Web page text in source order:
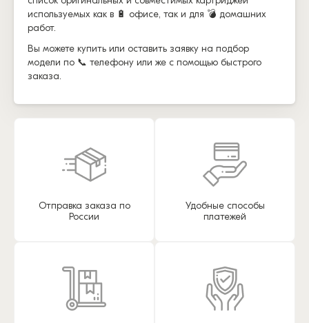
используемых как в 🔋 офисе, так и для 💣 домашних
работ.
Вы можете купить или оставить заявку на подбор
модели по 📞 телефону или же с помощью быстрого
заказа.
Отправка заказа по
России
Удобные способы
платежей